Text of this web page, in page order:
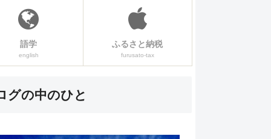
語学
english
ふるさと納税
furusato-tax
グの中のひと